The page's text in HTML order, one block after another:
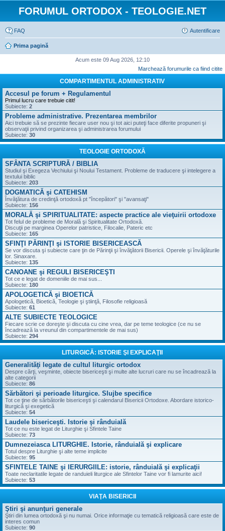
FORUMUL ORTODOX - TEOLOGIE.NET
FAQ Autentificare
Prima pagină
Acum este 09 Aug 2026, 12:10
Marchează forumurile ca fiind citite
COMPARTIMENTUL ADMINISTRATIV
Accesul pe forum + Regulamentul
Primul lucru care trebuie citit!
Subiecte: 2
Probleme administrative. Prezentarea membrilor
Aici trebuie să se prezinte fiecare user nou şi tot aici puteţi face diferite propuneri şi
observaţii privind organizarea şi administrarea forumului
Subiecte: 30
TEOLOGIE ORTODOXĂ
SFÂNTA SCRIPTURĂ / BIBLIA
Studiul şi Exegeza Vechiului şi Noului Testament. Probleme de traducere şi intelegere a
textului biblic
Subiecte: 203
DOGMATICĂ şi CATEHISM
Învăţătura de credinţă ortodoxă pt "începători" şi "avansaţi"
Subiecte: 156
MORALĂ şi SPIRITUALITATE: aspecte practice ale vieţuirii ortodoxe
Tot felul de probleme de Morală şi Spiritualitate Ortodoxă.
Discuţii pe marginea Operelor patristice, Filocalie, Pateric etc
Subiecte: 165
SFINŢI PĂRINŢI şi ISTORIE BISERICEASCĂ
Se vor discuta şi subiecte care ţin de Părinţii şi învăţătorii Bisericii. Operele şi învăţăturile
lor. Sinaxare.
Subiecte: 135
CANOANE şi REGULI BISERICEŞTI
Tot ce e legat de domeniile de mai sus...
Subiecte: 180
APOLOGETICĂ şi BIOETICĂ
Apologetică, Bioetică, Teologie şi ştiinţă, Filosofie religioasă
Subiecte: 61
ALTE SUBIECTE TEOLOGICE
Fiecare scrie ce doreşte şi discuta cu cine vrea, dar pe teme teologice (ce nu se
încadrează la vreunul din compartimentele de mai sus)
Subiecte: 294
LITURGICĂ: ISTORIE ŞI EXPLICAŢII
Generalităţi legate de cultul liturgic ortodox
Despre cărţi, veşminte, obiecte bisericeşti şi multe alte lucruri care nu se încadrează la
alte categorii
Subiecte: 86
Sărbători şi perioade liturgice. Slujbe specifice
Tot ce ţine de sărbătorile bisericeşti şi calendarul Bisericii Ortodoxe. Abordare istorico-
liturgică şi exegetică
Subiecte: 54
Laudele bisericeşti. Istorie şi rânduială
Tot ce nu este legat de Liturghie şi Sfintele Taine
Subiecte: 73
Dumnezeiasca LITURGHIE. Istorie, rânduială şi explicare
Totul despre Liturghie şi alte teme implicite
Subiecte: 95
SFINTELE TAINE şi IERURGIILE: istorie, rânduială şi explicaţii
Toate neclaritatile legate de randuieli liturgice ale Sfintelor Taine vor fi lamurite aici!
Subiecte: 53
VIAŢA BISERICII
Ştiri şi anunţuri generale
Ştiri din lumea ortodoxă şi nu numai. Orice informaţie cu tematică religioasă care este de
interes comun
Subiecte: 90